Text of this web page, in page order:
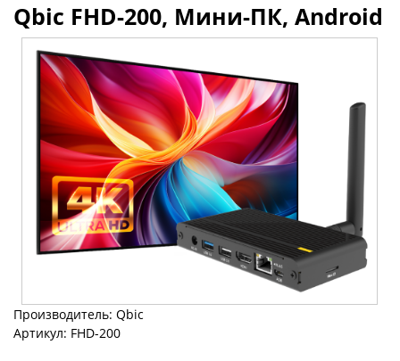
Qbic FHD-200, Мини-ПК, Android
Производитель: Qbic
Артикул: FHD-200